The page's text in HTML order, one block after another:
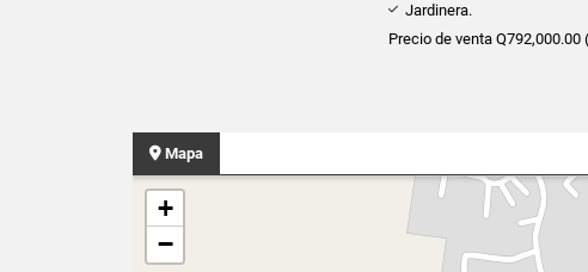
Jardinera.
Precio de venta
Mapa
+
−